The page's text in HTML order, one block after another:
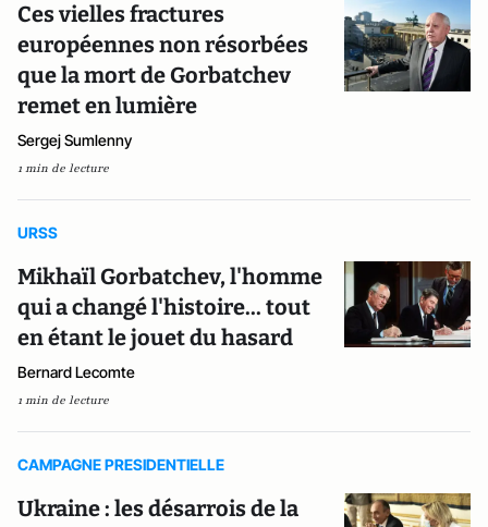
Ces vielles fractures
européennes non résorbées
que la mort de Gorbatchev
remet en lumière
Sergej Sumlenny
1 min de lecture
URSS
Mikhaïl Gorbatchev, l'homme
qui a changé l'histoire... tout
en étant le jouet du hasard
Bernard Lecomte
1 min de lecture
CAMPAGNE PRESIDENTIELLE
Ukraine : les désarrois de la